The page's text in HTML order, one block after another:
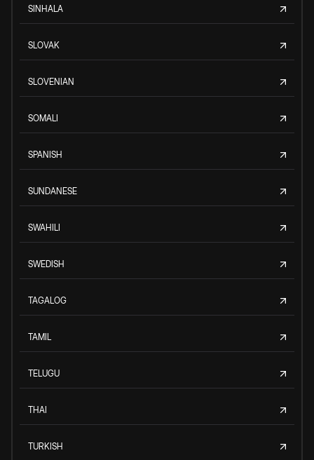
SINHALA
SLOVAK
SLOVENIAN
SOMALI
SPANISH
SUNDANESE
SWAHILI
SWEDISH
TAGALOG
TAMIL
TELUGU
THAI
TURKISH